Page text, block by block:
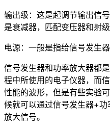
输出级：这是起调节输出信
是衰减器，匹配变压器和射级
电源：一般是指给信号发生
信号发生器和功率放大器都
程中所使用的电子仪器，而
性能的波形，但是有些实验
候就可以通过信号发生器+
放大信号。